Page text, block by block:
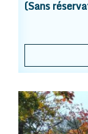
(Sans